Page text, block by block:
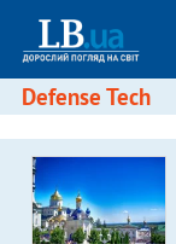
Defense Tech